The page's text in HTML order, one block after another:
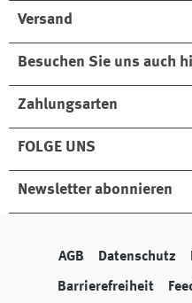
Versand
Besuchen Sie uns auch
Zahlungsarten
FOLGE UNS
Newsletter abonnieren
AGB Datenschutz
Barrierefreiheit